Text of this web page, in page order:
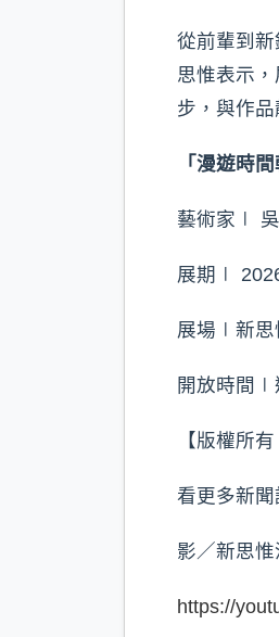
從前輩到
思惟表示
步，與作品
「漫遊時
藝術家∣ 吳
展期∣
展場∣新思
開放時間∣
【版權所
看更多新聞
影／新思
https://